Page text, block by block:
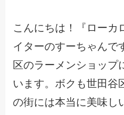
こんにちは！『ローカ
イターのすーちゃんで
区のラーメンショップ
います。ボクも世田谷
の街には本当に美味し